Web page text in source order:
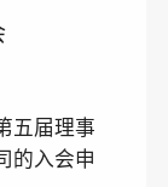
五届理事
的入会申